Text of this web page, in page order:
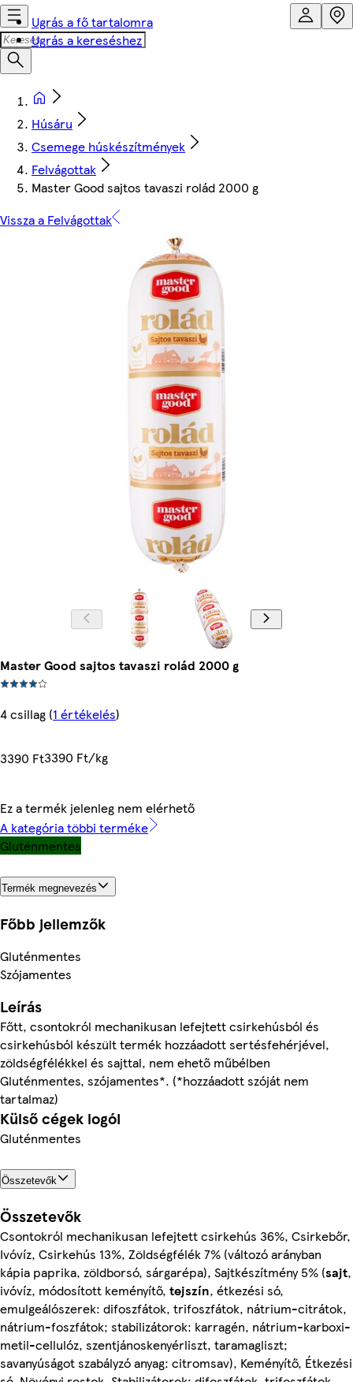
Ugrás a fő tartalomra
Ugrás a kereséshez
Húsáru
Csemege húskészítmények
Felvágottak
Master Good sajtos tavaszi rolád 2000 g
Vissza a Felvágottak
Master Good sajtos tavaszi rolád 2000 g
4 csillag (1 értékelés)
3390 Ft3390 Ft/kg
Ez a termék jelenleg nem elérhető
A kategória többi terméke
Gluténmentes
Termék megnevezés
Főbb jellemzők
Gluténmentes
Szójamentes
Leírás
Főtt, csontokról mechanikusan lefejtett csirkehúsból és
csirkehúsból készült termék hozzáadott sertésfehérjével,
zöldségfélékkel és sajttal, nem ehető műbélben
Gluténmentes, szójamentes*. (*hozzáadott szóját nem
tartalmaz)
Külső cégek logói
Gluténmentes
Összetevők
Összetevők
Csontokról mechanikusan lefejtett csirkehús 36%, Csirkebőr,
Ivóvíz, Csirkehús 13%, Zöldségfélék 7% (változó arányban
kápia paprika, zöldborsó, sárgarépa), Sajtkészítmény 5% (sajt,
ivóvíz, módosított keményítő, tejszín, étkezési só,
emulgeálószerek: difoszfátok, trifoszfátok, nátrium-citrátok,
nátrium-foszfátok; stabilizátorok: karragén, nátrium-karboxi-
metil-cellulóz, szentjánoskenyérliszt, taramagliszt;
savanyúságot szabályzó anyag: citromsav), Keményítő, Étkezési